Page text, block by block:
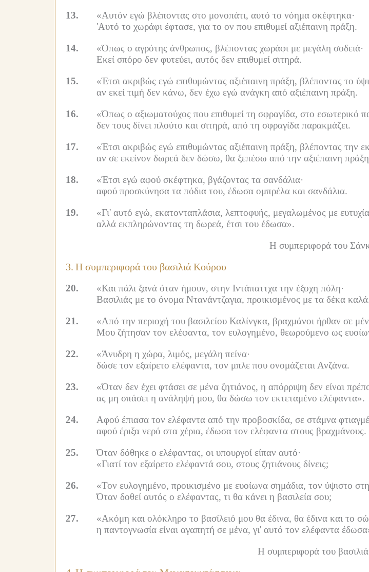
13.
«Αυτόν εγώ βλέποντας στο μονοπάτι, αυτό το νόημα σκέφτηκα·
'Αυτό το χωράφι έφτασε, για το ον που επιθυμεί αξιέπαινη πράξη.
14.
«Όπως ο αγρότης άνθρωπος, βλέποντας χωράφι με μεγάλη σοδειά·
Εκεί σπόρο δεν φυτεύει, αυτός δεν επιθυμεί σιτηρά.
15.
«Έτσι ακριβώς εγώ επιθυμώντας αξιέπαινη πράξη, βλέποντας το
αν εκεί τιμή δεν κάνω, δεν έχω εγώ ανάγκη από αξιέπαινη πράξη.
16.
«Όπως ο αξιωματούχος που επιθυμεί τη σφραγίδα, στο εσωτερικό
δεν τους δίνει πλούτο και σιτηρά, από τη σφραγίδα παρακμάζει.
17.
«Έτσι ακριβώς εγώ επιθυμώντας αξιέπαινη πράξη, βλέποντας την
αν σε εκείνον δωρεά δεν δώσω, θα ξεπέσω από την αξιέπαινη
18.
«Έτσι εγώ αφού σκέφτηκα, βγάζοντας τα σανδάλια·
αφού προσκύνησα τα πόδια του, έδωσα ομπρέλα και σανδάλια.
19.
«Γι' αυτό εγώ, εκατονταπλάσια, λεπτοφυής, μεγαλωμένος με
αλλά εκπληρώνοντας τη δωρεά, έτσι του έδωσα».
Η συμπεριφορά του
3. Η συμπεριφορά του βασιλιά Κούρου
20.
«Και πάλι ξανά όταν ήμουν, στην Ιντάπαττχα την έξοχη πόλη·
Βασιλιάς με το όνομα Ντανάντζαγια, προικισμένος με τα δέκα
21.
«Από την περιοχή του βασιλείου Καλίνγκα, βραχμάνοι ήρθαν σε
Μου ζήτησαν τον ελέφαντα, τον ευλογημένο, θεωρούμενο ως
22.
«Άνυδρη η χώρα, λιμός, μεγάλη πείνα·
δώσε τον εξαίρετο ελέφαντα, τον μπλε που ονομάζεται Ανζάνα.
23.
«Όταν δεν έχει φτάσει σε μένα ζητιάνος, η απόρριψη δεν είναι
ας μη σπάσει η ανάληψή μου, θα δώσω τον εκτεταμένο ελέφαντα».
24.
Αφού έπιασα τον ελέφαντα από την προβοσκίδα, σε στάμνα
αφού έριξα νερό στα χέρια, έδωσα τον ελέφαντα στους βραχμάνους.
25.
Όταν δόθηκε ο ελέφαντας, οι υπουργοί είπαν αυτό·
«Γιατί τον εξαίρετο ελέφαντά σου, στους ζητιάνους δίνεις;
26.
«Τον ευλογημένο, προικισμένο με ευοίωνα σημάδια, τον ύψιστο
Όταν δοθεί αυτός ο ελέφαντας, τι θα κάνει η βασιλεία σου;
27.
«Ακόμη και ολόκληρο το βασίλειό μου θα έδινα, θα έδινα και το
η παντογνωσία είναι αγαπητή σε μένα, γι' αυτό τον ελέφαντα
Η συμπεριφορά του